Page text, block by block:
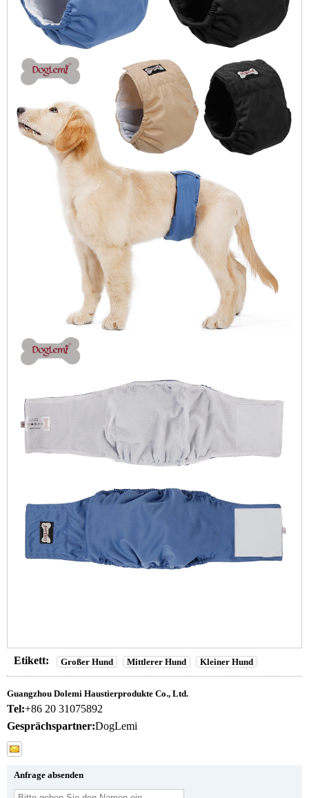
Etikett: Großer Hund Mittlerer Hund Kleiner Hund
Guangzhou Dolemi Haustierprodukte Co., Ltd.
Tel:+86 20 31075892
Gesprächspartner:DogLemi
Anfrage absenden